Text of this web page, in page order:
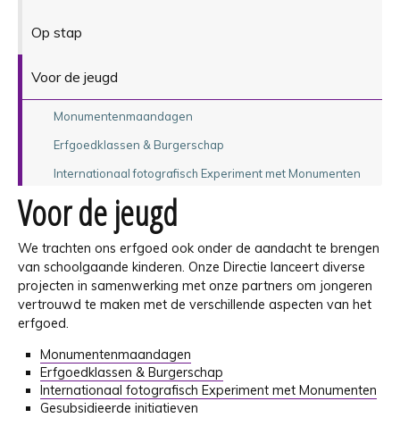
Op stap
Voor de jeugd
Monumentenmaandagen
Erfgoedklassen & Burgerschap
Internationaal fotografisch Experiment met Monumenten
Voor de jeugd
We trachten ons erfgoed ook onder de aandacht te brengen
van schoolgaande kinderen. Onze Directie lanceert diverse
projecten in samenwerking met onze partners om jongeren
vertrouwd te maken met de verschillende aspecten van het
erfgoed.
Monumentenmaandagen
Erfgoedklassen & Burgerschap
Internationaal fotografisch Experiment met Monumenten
Gesubsidieerde initiatieven